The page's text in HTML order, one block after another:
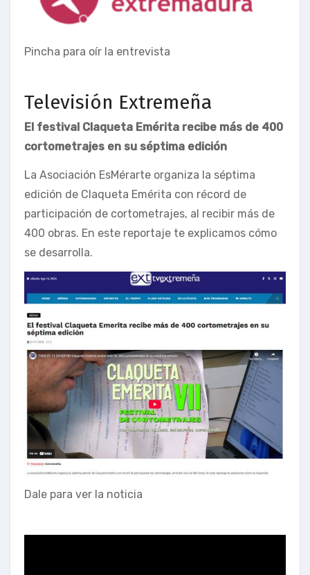
Pincha para oír la entrevista
Televisión Extremeña
El festival Claqueta Emérita recibe más de 400
cortometrajes en su séptima edición
La Asociación EsMérarte organiza la séptima
edición de Claqueta Emérita con récord de
participación de cortometrajes, al recibir más de
400 obras. En este reportaje te explicamos cómo
se desarrolla.
Dale para ver la noticia